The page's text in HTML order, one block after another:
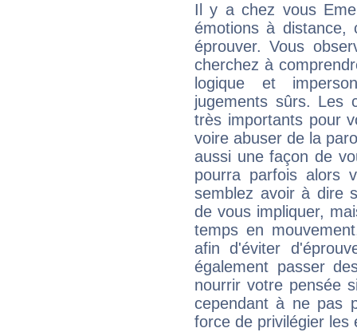
Il y a chez vous
émotions à
éprouver. Vous
cherchez à
logique et
jugements sûrs. Les
très importants pour
voire abuser de la
aussi une façon de
pourra parfois alors
semblez avoir à dire
de vous impliquer,
temps en
afin d'éviter
également passer
nourrir votre pensée
cependant à ne pas
force de privilégier les